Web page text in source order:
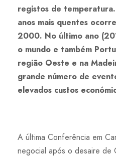
registos de
anos mais quentes
2000. No último ano
o mundo e também
região Oeste e na
grande número de
elevados custos
A última Conferência em
negocial após o desaire de